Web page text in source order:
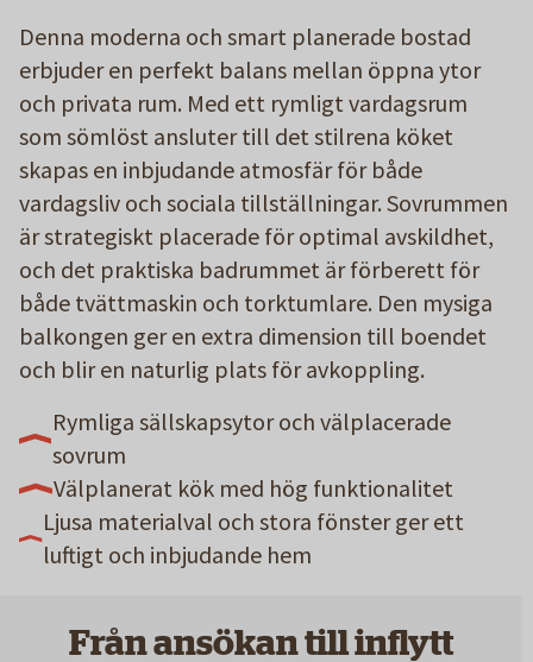
Denna moderna och smart planerade bostad
erbjuder en perfekt balans mellan öppna ytor
och privata rum. Med ett rymligt vardagsrum
som sömlöst ansluter till det stilrena köket
skapas en inbjudande atmosfär för både
vardagsliv och sociala tillställningar. Sovrummen
är strategiskt placerade för optimal avskildhet,
och det praktiska badrummet är förberett för
både tvättmaskin och torktumlare. Den mysiga
balkongen ger en extra dimension till boendet
och blir en naturlig plats för avkoppling.
Rymliga sällskapsytor och välplacerade
sovrum
Välplanerat kök med hög funktionalitet
Ljusa materialval och stora fönster ger ett
luftigt och inbjudande hem
Från ansökan till inflytt